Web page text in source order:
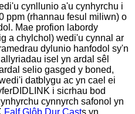
cynllunio a'u cynhyrchu i
ppm (rhannau fesul miliwn) o
Mae profion labordy
a chylchol) wedi'u cynnal ar
dylunio hanfodol sy'n
isel yn ardal sêl
selio gasged y boned,
datblygu ac yn cael ei
i sicrhau bod
cynnyrch safonol yn
Falf Glôb Dur Casts yn